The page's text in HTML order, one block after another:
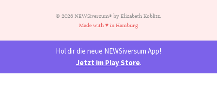
© 2026 NEWSiversum® by Elisabeth Koblitz.
Made with ♥ in Hamburg
Hol dir die neue NEWSiversum App!
Jetzt im Play Store.